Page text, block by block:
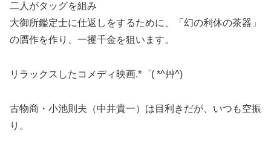
二人がタッグを組み
大御所鑑定士に仕返しをするために、「幻の利休の茶器」
の贋作を作り、一攫千金を狙います。
リラックスしたコメディ映画.*゜( *^艸^)
古物商・小池則夫（中井貴一）は目利きだが、いつも空振
り。